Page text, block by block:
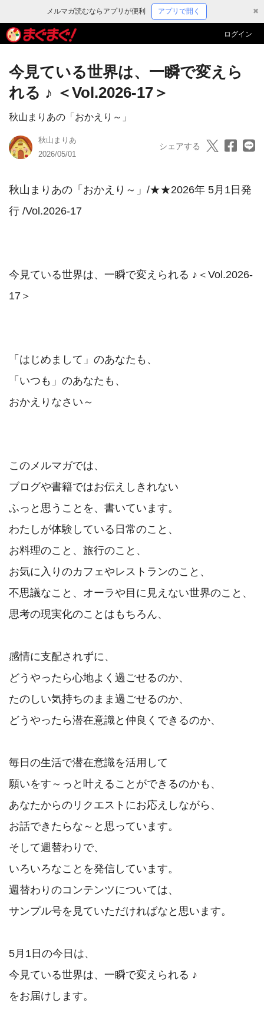
メルマガ読むならアプリが便利 アプリで開く ✖
ログイン
今見ている世界は、一瞬で変えら
れる ♪ ＜Vol.2026-17＞
秋山まりあの「おかえり～」
秋山まりあ
2026/05/01
シェアする
秋山まりあの「おかえり～」/★★2026年 5月1日発
行 /Vol.2026-17
今見ている世界は、一瞬で変えられる ♪＜Vol.2026-
17＞
「はじめまして」のあなたも、
「いつも」のあなたも、
おかえりなさい～
このメルマガでは、
ブログや書籍ではお伝えしきれない
ふっと思うことを、書いています。
わたしが体験している日常のこと、
お料理のこと、旅行のこと、
お気に入りのカフェやレストランのこと、
不思議なこと、オーラや目に見えない世界のこと、
思考の現実化のことはもちろん、
感情に支配されずに、
どうやったら心地よく過ごせるのか、
たのしい気持ちのまま過ごせるのか、
どうやったら潜在意識と仲良くできるのか、
毎日の生活で潜在意識を活用して
願いをす～っと叶えることができるのかも、
あなたからのリクエストにお応えしながら、
お話できたらな～と思っています。
そして週替わりで、
いろいろなことを発信しています。
週替わりのコンテンツについては、
サンプル号を見ていただければなと思います。
5月1日の今日は、
今見ている世界は、一瞬で変えられる ♪
をお届けします。